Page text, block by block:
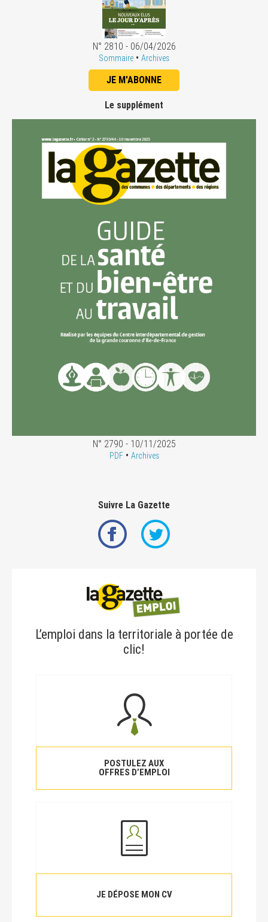
N° 2810 - 06/04/2026
Sommaire • Archives
JE M'ABONNE
Le supplément
N° 2790 - 10/11/2025
PDF• Archives
Suivre La Gazette
L’emploi dans la territoriale à portée de
clic!
POSTULEZ AUX
OFFRES D’EMPLOI
JE DÉPOSE MON CV